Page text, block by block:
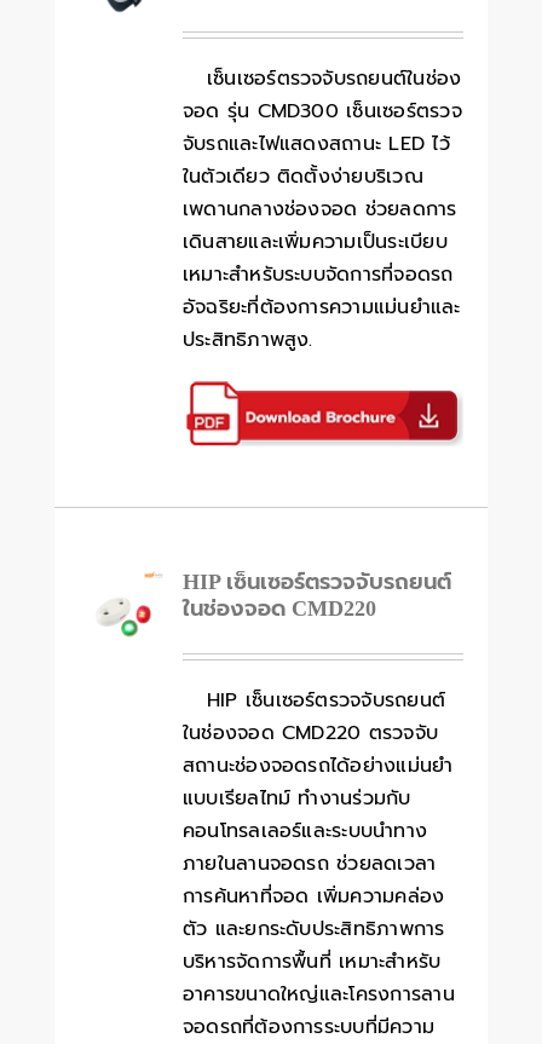
เซ็นเซอร์ตรวจจับรถยนต์ในช่อง
จอด รุ่น CMD300 เซ็นเซอร์ตรวจ
จับรถและไฟแสดงสถานะ LED ไว้
ในตัวเดียว ติดตั้งง่ายบริเวณ
เพดานกลางช่องจอด ช่วยลดการ
เดินสายและเพิ่มความเป็นระเบียบ
เหมาะสำหรับระบบจัดการที่จอดรถ
อัจฉริยะที่ต้องการความแม่นยำและ
ประสิทธิภาพสูง.
HIP เซ็นเซอร์ตรวจจับรถยนต์
ในช่องจอด CMD220
HIP เซ็นเซอร์ตรวจจับรถยนต์
ในช่องจอด CMD220 ตรวจจับ
สถานะช่องจอดรถได้อย่างแม่นยำ
แบบเรียลไทม์ ทำงานร่วมกับ
คอนโทรลเลอร์และระบบนำทาง
ภายในลานจอดรถ ช่วยลดเวลา
การค้นหาที่จอด เพิ่มความคล่อง
ตัว และยกระดับประสิทธิภาพการ
บริหารจัดการพื้นที่ เหมาะสำหรับ
อาคารขนาดใหญ่และโครงการลาน
จอดรถที่ต้องการระบบที่มีความ